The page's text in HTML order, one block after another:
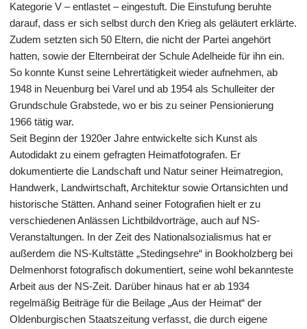
Kategorie V – entlastet – eingestuft. Die Einstufung beruhte
darauf, dass er sich selbst durch den Krieg als geläutert erklärte.
Zudem setzten sich 50 Eltern, die nicht der Partei angehört
hatten, sowie der Elternbeirat der Schule Adelheide für ihn ein.
So konnte Kunst seine Lehrertätigkeit wieder aufnehmen, ab
1948 in Neuenburg bei Varel und ab 1954 als Schulleiter der
Grundschule Grabstede, wo er bis zu seiner Pensionierung
1966 tätig war.
Seit Beginn der 1920er Jahre entwickelte sich Kunst als
Autodidakt zu einem gefragten Heimatfotografen. Er
dokumentierte die Landschaft und Natur seiner Heimatregion,
Handwerk, Landwirtschaft, Architektur sowie Ortansichten und
historische Stätten. Anhand seiner Fotografien hielt er zu
verschiedenen Anlässen Lichtbildvorträge, auch auf NS-
Veranstaltungen. In der Zeit des Nationalsozialismus hat er
außerdem die NS-Kultstätte „Stedingsehre“ in Bookholzberg bei
Delmenhorst fotografisch dokumentiert, seine wohl bekannteste
Arbeit aus der NS-Zeit. Darüber hinaus hat er ab 1934
regelmäßig Beiträge für die Beilage „Aus der Heimat“ der
Oldenburgischen Staatszeitung verfasst, die durch eigene